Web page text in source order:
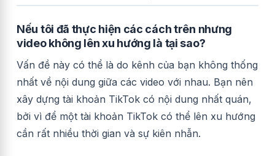
Nếu tôi đã thực hiện các cách trên nhưng
video không lên xu hướng là tại sao?
Vấn đề này có thể là do kênh của bạn không thống
nhất về nội dung giữa các video với nhau. Bạn nên
xây dựng tài khoản TikTok có nội dung nhất quán,
bởi vì để một tài khoản TikTok có thể lên xu hướng
cần rất nhiều thời gian và sự kiên nhẫn.